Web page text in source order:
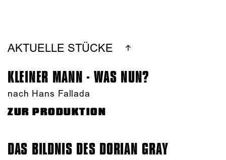
AKTUELLE STÜCKE
KLEINER MANN - WAS NUN?
nach Hans Fallada
ZUR PRODUKTION
DAS BILDNIS DES DORIAN GRAY